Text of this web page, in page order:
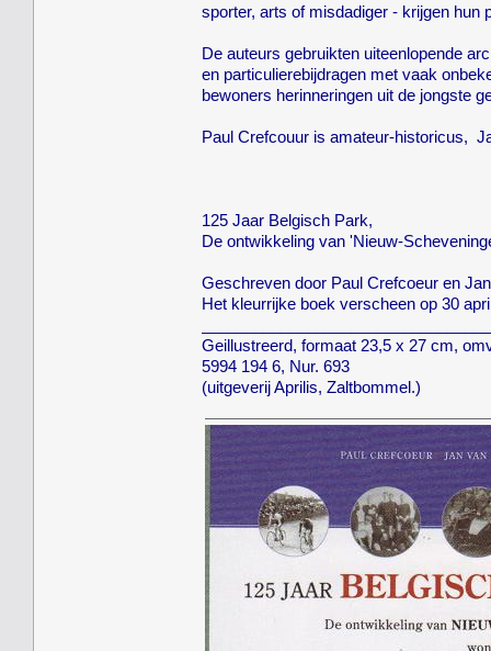
sporter, arts of misdadiger - krijgen hun
De auteurs gebruikten uiteenlopende
en particulierebijdragen met vaak
bewoners herinneringen uit de jongste
Paul Crefcouur is amateur-historicus,
125 Jaar Belgisch Park,
De ontwikkeling van 'Nieuw-
Geschreven door Paul Crefcoeur en
Het kleurrijke boek verscheen op 30
Geillustreerd, formaat 23,5 x 27 cm,
5994 194 6, Nur. 693
(uitgeverij Aprilis, Zaltbommel.)